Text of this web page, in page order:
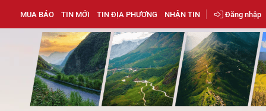
MUA BÁO TIN MỚI TIN ĐỊA PHƯƠNG NHẬN TIN Đăng nhập